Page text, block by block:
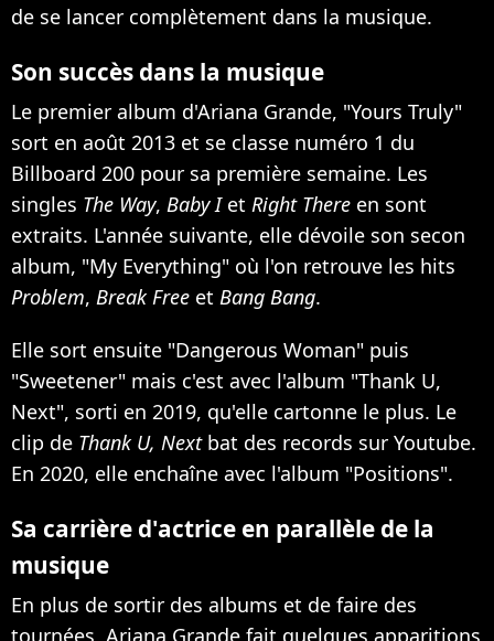
de se lancer complètement dans la musique.
Son succès dans la musique
Le premier album d'Ariana Grande, "Yours Truly"
sort en août 2013 et se classe numéro 1 du
Billboard 200 pour sa première semaine. Les
singles The Way, Baby Iet Right There en sont
extraits. L'année suivante, elle dévoile son secon
album, "My Everything" où l'on retrouve les hits
Problem, Break Free et Bang Bang.
Elle sort ensuite "Dangerous Woman" puis
"Sweetener" mais c'est avec l'album "Thank U,
Next", sorti en 2019, qu'elle cartonne le plus. Le
clip de Thank U, Nextbat des records sur Youtube.
En 2020, elle enchaîne avec l'album "Positions".
Sa carrière d'actrice en parallèle de la
musique
En plus de sortir des albums et de faire des
tournées, Ariana Grande fait quelques apparitions